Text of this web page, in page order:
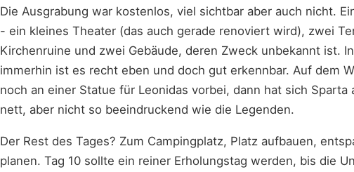
Die Ausgrabung war kostenlos, viel sichtbar aber auch nicht.
- ein kleines Theater (das auch gerade renoviert wird), zwei
Kirchenruine und zwei Gebäude, deren Zweck unbekannt ist.
immerhin ist es recht eben und doch gut erkennbar. Auf dem
noch an einer Statue für Leonidas vorbei, dann hat sich Sparta
nett, aber nicht so beeindruckend wie die Legenden.
Der Rest des Tages? Zum Campingplatz, Platz aufbauen,
planen. Tag 10 sollte ein reiner Erholungstag werden, bis die